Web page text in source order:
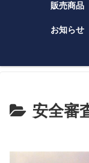
販売商品
お知らせ
安全審